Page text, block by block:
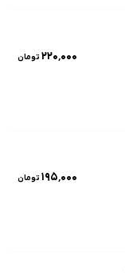
۲۲۰٬۰۰۰ تومان
۱۹۵٬۰۰۰ تومان